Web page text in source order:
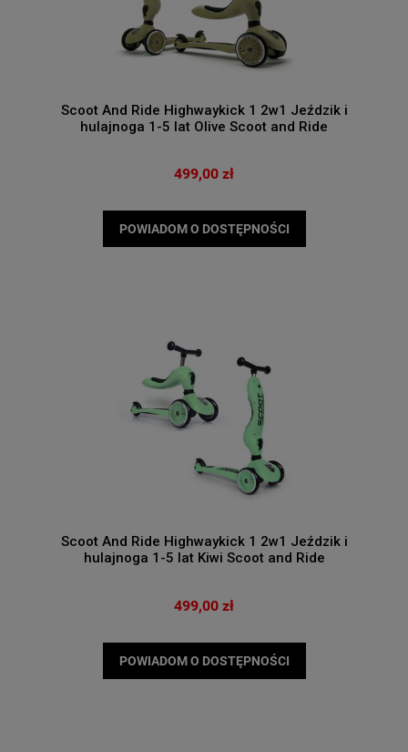
Scoot And Ride Highwaykick 1 2w1 Jeździk i
hulajnoga 1-5 lat Olive Scoot and Ride
499,00 zł
POWIADOM O DOSTĘPNOŚCI
Scoot And Ride Highwaykick 1 2w1 Jeździk i
hulajnoga 1-5 lat Kiwi Scoot and Ride
499,00 zł
POWIADOM O DOSTĘPNOŚCI